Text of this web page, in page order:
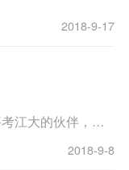
2018-9-17
有没有江南大学的学长学姐呀，或者要考江大的伙伴，可以交流一下吗
2018-9-8